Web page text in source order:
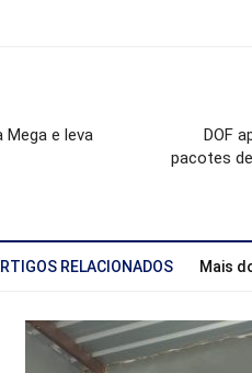
Mega e leva
DOF
pacotes
RELACIONADOS Mais